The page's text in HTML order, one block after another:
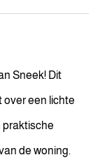
Sneek! Dit
over een lichte
praktische
de woning.